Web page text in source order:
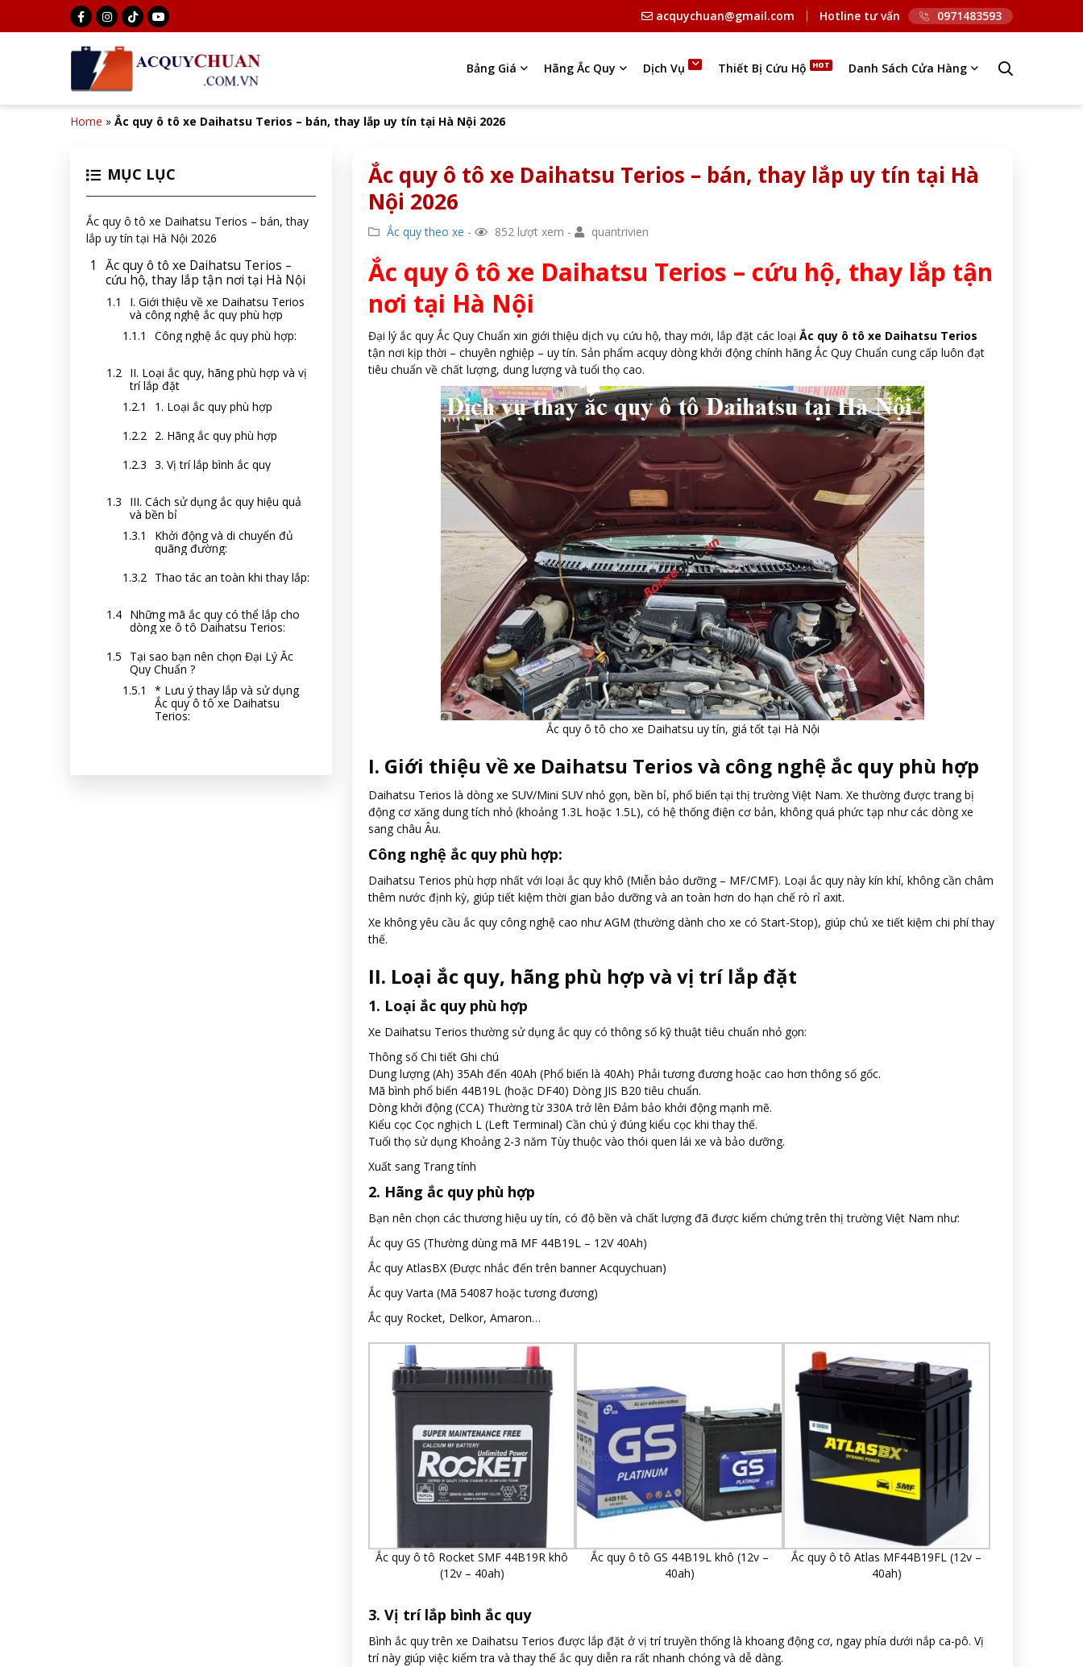
acquychuan@gmail.com Hotline tư vấn 0971483593
Bảng Giá Hãng Ắc Quy Dịch Vụ Thiết Bị Cứu Hộ Danh Sách Cửa Hàng
Home » Ắc quy ô tô xe Daihatsu Terios – bán, thay lắp uy tín tại Hà Nội 2026
MỤC LỤC
Ắc quy ô tô xe Daihatsu Terios – bán, thay
lắp uy tín tại Hà Nội 2026
Ắc quy ô tô xe Daihatsu Terios –
cứu hộ, thay lắp tận nơi tại Hà Nội
I. Giới thiệu về xe Daihatsu Terios
và công nghệ ắc quy phù hợp
Công nghệ ắc quy phù hợp:
II. Loại ắc quy, hãng phù hợp và vị
trí lắp đặt
1. Loại ắc quy phù hợp
2. Hãng ắc quy phù hợp
3. Vị trí lắp bình ắc quy
III. Cách sử dụng ắc quy hiệu quả
và bền bỉ
Khởi động và di chuyển đủ
quãng đường:
Thao tác an toàn khi thay lắp:
Những mã ắc quy có thể lắp cho
dòng xe ô tô Daihatsu Terios:
Tại sao bạn nên chọn Đại Lý Ắc
Quy Chuẩn ?
* Lưu ý thay lắp và sử dụng
Ắc quy ô tô xe Daihatsu
Terios:
Ắc quy ô tô xe Daihatsu Terios – bán, thay lắp uy tín tại Hà
Nội 2026
Ắc quy theo xe - 852 lượt xem - quantrivien
Ắc quy ô tô xe Daihatsu Terios – cứu hộ, thay lắp tận
nơi tại Hà Nội
Đại lý ắc quy Ắc Quy Chuẩn xin giới thiệu dịch vụ cứu hộ, thay mới, lắp đặt các loại Ắc quy ô tô xe Daihatsu Terios
tận nơi kịp thời – chuyên nghiệp – uy tín. Sản phẩm acquy dòng khởi động chính hãng Ắc Quy Chuẩn cung cấp luôn đạt
tiêu chuẩn về chất lượng, dung lượng và tuổi thọ cao.
Ắc quy ô tô cho xe Daihatsu uy tín, giá tốt tại Hà Nội
I. Giới thiệu về xe Daihatsu Terios và công nghệ ắc quy phù hợp
Daihatsu Terios là dòng xe SUV/Mini SUV nhỏ gọn, bền bỉ, phổ biến tại thị trường Việt Nam. Xe thường được trang bị
động cơ xăng dung tích nhỏ (khoảng 1.3L hoặc 1.5L), có hệ thống điện cơ bản, không quá phức tạp như các dòng xe
sang châu Âu.
Công nghệ ắc quy phù hợp:
Daihatsu Terios phù hợp nhất với loại ắc quy khô (Miễn bảo dưỡng – MF/CMF). Loại ắc quy này kín khí, không cần châm
thêm nước định kỳ, giúp tiết kiệm thời gian bảo dưỡng và an toàn hơn do hạn chế rò rỉ axit.
Xe không yêu cầu ắc quy công nghệ cao như AGM (thường dành cho xe có Start-Stop), giúp chủ xe tiết kiệm chi phí thay
thế.
II. Loại ắc quy, hãng phù hợp và vị trí lắp đặt
1. Loại ắc quy phù hợp
Xe Daihatsu Terios thường sử dụng ắc quy có thông số kỹ thuật tiêu chuẩn nhỏ gọn:
Thông số Chi tiết Ghi chú
Dung lượng (Ah) 35Ah đến 40Ah (Phổ biến là 40Ah) Phải tương đương hoặc cao hơn thông số gốc.
Mã bình phổ biến 44B19L (hoặc DF40) Dòng JIS B20 tiêu chuẩn.
Dòng khởi động (CCA) Thường từ 330A trở lên Đảm bảo khởi động mạnh mẽ.
Kiểu cọc Cọc nghịch L (Left Terminal) Cần chú ý đúng kiểu cọc khi thay thế.
Tuổi thọ sử dụng Khoảng 2-3 năm Tùy thuộc vào thói quen lái xe và bảo dưỡng.
Xuất sang Trang tính
2. Hãng ắc quy phù hợp
Bạn nên chọn các thương hiệu uy tín, có độ bền và chất lượng đã được kiểm chứng trên thị trường Việt Nam như:
Ắc quy GS (Thường dùng mã MF 44B19L – 12V 40Ah)
Ắc quy AtlasBX (Được nhắc đến trên banner Acquychuan)
Ắc quy Varta (Mã 54087 hoặc tương đương)
Ắc quy Rocket, Delkor, Amaron…
Ắc quy ô tô Rocket SMF 44B19R khô
(12v – 40ah)
Ắc quy ô tô GS 44B19L khô (12v –
40ah)
Ắc quy ô tô Atlas MF44B19FL (12v –
40ah)
3. Vị trí lắp bình ắc quy
Bình ắc quy trên xe Daihatsu Terios được lắp đặt ở vị trí truyền thống là khoang động cơ, ngay phía dưới nắp ca-pô. Vị
trí này giúp việc kiểm tra và thay thế ắc quy diễn ra rất nhanh chóng và dễ dàng.